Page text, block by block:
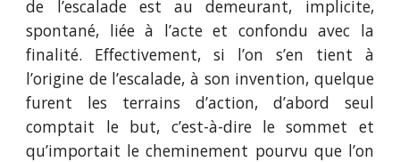
de l’escalade est au demeurant, implicite,
spontané, liée à l’acte et confondu avec la
finalité. Effectivement, si l’on s’en tient à
l’origine de l’escalade, à son invention, quelque
furent les terrains d’action, d’abord seul
comptait le but, c’est-à-dire le sommet et
qu’importait le cheminement pourvu que l’on